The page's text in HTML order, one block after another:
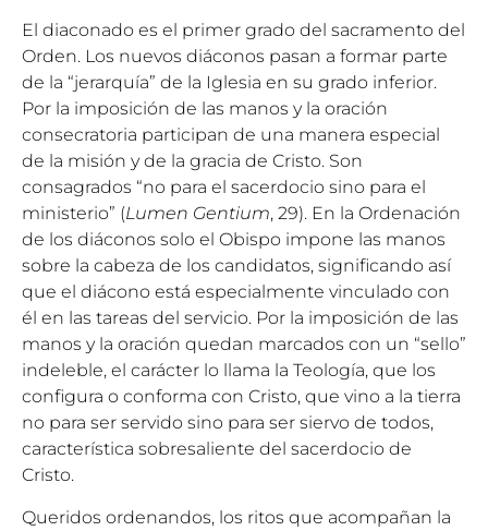
El diaconado es el primer grado del sacramento del
Orden. Los nuevos diáconos pasan a formar parte
de la “jerarquía” de la Iglesia en su grado inferior.
Por la imposición de las manos y la oración
consecratoria participan de una manera especial
de la misión y de la gracia de Cristo. Son
consagrados “no para el sacerdocio sino para el
ministerio” (Lumen Gentium, 29). En la Ordenación
de los diáconos solo el Obispo impone las manos
sobre la cabeza de los candidatos, significando así
que el diácono está especialmente vinculado con
él en las tareas del servicio. Por la imposición de las
manos y la oración quedan marcados con un “sello”
indeleble, el carácter lo llama la Teología, que los
configura o conforma con Cristo, que vino a la tierra
no para ser servido sino para ser siervo de todos,
característica sobresaliente del sacerdocio de
Cristo.
Queridos ordenandos, los ritos que acompañan la